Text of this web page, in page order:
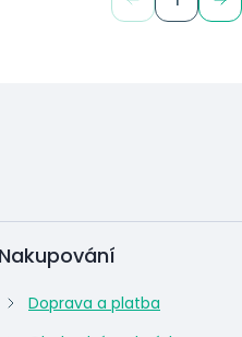
Nakupování
Doprava a platba